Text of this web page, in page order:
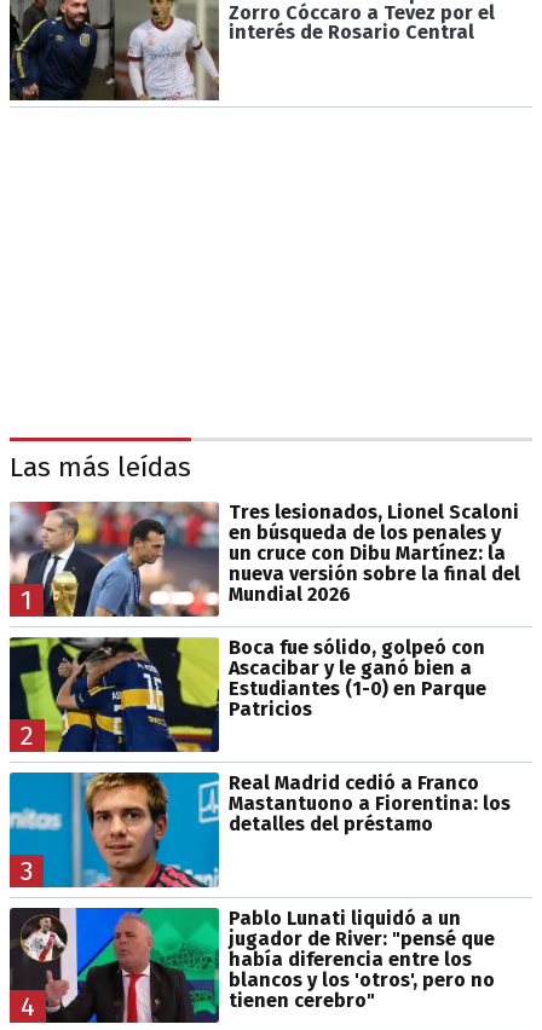
Zorro Cóccaro a Tevez por el
interés de Rosario Central
Las más leídas
1
Tres lesionados, Lionel Scaloni
en búsqueda de los penales y
un cruce con Dibu Martínez: la
nueva versión sobre la final del
Mundial 2026
2
Boca fue sólido, golpeó con
Ascacibar y le ganó bien a
Estudiantes (1-0) en Parque
Patricios
3
Real Madrid cedió a Franco
Mastantuono a Fiorentina: los
detalles del préstamo
4
Pablo Lunati liquidó a un
jugador de River: "pensé que
había diferencia entre los
blancos y los 'otros', pero no
tienen cerebro"